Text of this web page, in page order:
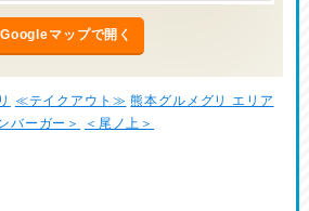
Googleマップで開く
≪テイクアウト≫ 熊本グルメグリ エリア
バーガー＞ ＜尾ノ上＞